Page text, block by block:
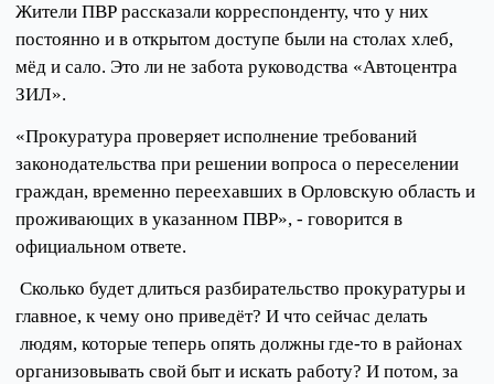
Жители ПВР рассказали корреспонденту, что у них
постоянно и в открытом доступе были на столах хлеб,
мёд и сало. Это ли не забота руководства «Автоцентра
ЗИЛ».
«Прокуратура проверяет исполнение требований
законодательства при решении вопроса о переселении
граждан, временно переехавших в Орловскую область и
проживающих в указанном ПВР», - говорится в
официальном ответе.
Сколько будет длиться разбирательство прокуратуры и
главное, к чему оно приведёт? И что сейчас делать
людям, которые теперь опять должны где-то в районах
организовывать свой быт и искать работу? И потом, за